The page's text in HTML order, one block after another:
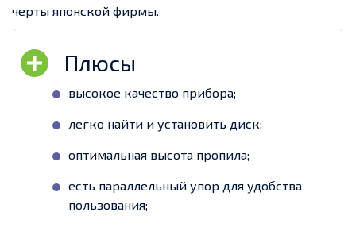
черты японской фирмы.
высокое качество прибора;
легко найти и установить диск;
оптимальная высота пропила;
есть параллельный упор для удобства
пользования;